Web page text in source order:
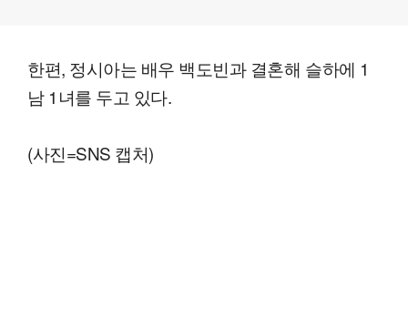
한편, 정시아는 배우 백도빈과 결혼해 슬하에 1
남 1녀를 두고 있다.
(사진=SNS 캡처)